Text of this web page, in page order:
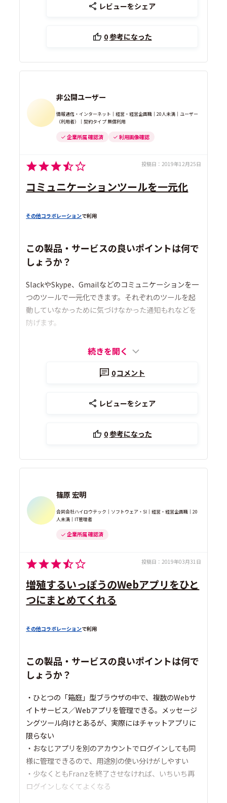
レビューをシェア
0参考になった
非公開ユーザー
情報通信・インターネット｜経営・経営企画職｜20人未満｜ユーザー
（利用者）｜契約タイプ 無償利用
企業所属 確認済 利用画像確認
投稿日： 2019年12月25日
コミュニケーションツールを一元化
その他コラボレーションで利用
この製品・サービスの良いポイントは何で
しょうか？
SlackやSkype、Gmailなどのコミュニケーションを一
つのツールで一元化できます。それぞれのツールを起
動していなかっために気づけなかった通知もれなどを
防げます。
続きを開く
0コメント
レビューをシェア
0参考になった
篠原 宏明
合同会社ハイロウテック｜ソフトウェア・SI｜経営・経営企画職｜20
人未満｜IT管理者
企業所属 確認済
投稿日： 2019年03月31日
増殖するいっぽうのWebアプリをひと
つにまとめてくれる
その他コラボレーションで利用
この製品・サービスの良いポイントは何で
しょうか？
・ひとつの「箱庭」型ブラウザの中で、複数のWebサ
イトサービス／Webアプリを管理できる。メッセージ
ングツール向けとあるが、実際にはチャットアプリに
限らない
・おなじアプリを別のアカウントでログインしても同
様に管理できるので、用途別の使い分けがしやすい
・少なくともFranzを終了させなければ、いちいち再
ログインしなくてよくなる